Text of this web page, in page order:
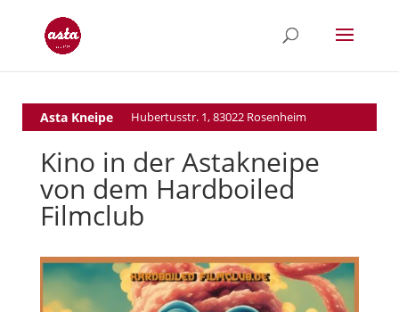
Asta Kneipe Hubertusstr. 1, 83022 Rosenheim
Kino in der Astakneipe
von dem Hardboiled
Filmclub